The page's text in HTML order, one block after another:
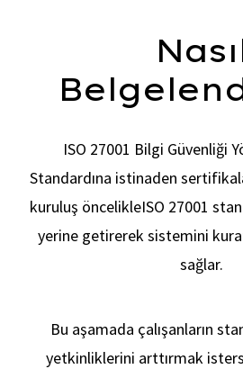
ISO 27001 Bilgi Güvenliği
Standardına istinaden
kuruluş öncelikleISO 27001
yerine getirerek sistemini
sağlar.
Bu aşamada çalışanların
yetkinliklerini arttırmak